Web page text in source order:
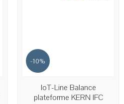
-10%
DERNIERS ARTICLES EN STOCK
IoT-Line Balance
plateforme KERN IFC